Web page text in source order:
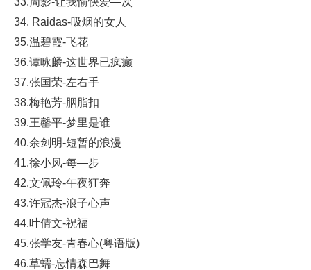
34. Raidas-吸烟的女人
35.温碧霞-飞花
36.谭咏麟-这世界已疯癫
37.张国荣-左右手
38.梅艳芳-胭脂扣
39.王罄平-梦里是谁
40.余剑明-短暂的浪漫
41.徐小凤-每—步
42.文佩玲-午夜狂奔
43.许冠杰-浪子心声
44.叶倩文-祝福
45.张学友-青春心(粤语版)
46.草蠕-忘情森巴舞